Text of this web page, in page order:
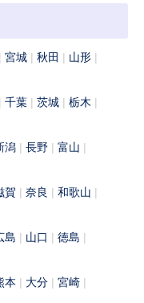
宮城 秋田
山形
千葉 茨城
栃木
潟 長野
富山
賀 奈良
和歌山
島 山口
徳島
本 大分
宮崎